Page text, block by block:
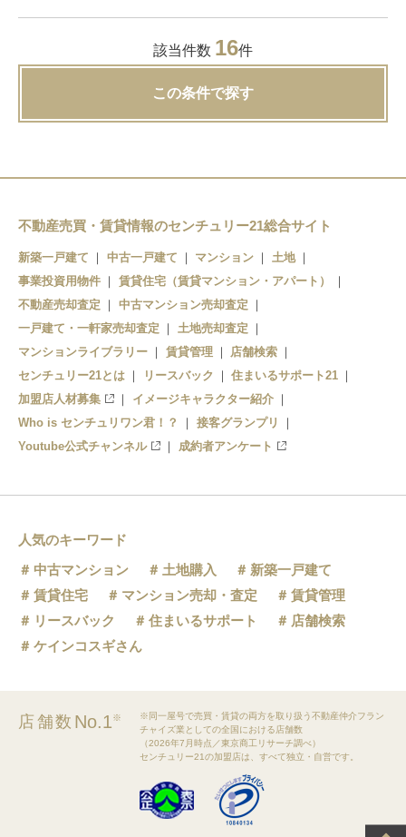
該当件数 16件
この条件で探す
不動産売買・賃貸情報のセンチュリー21総合サイト
新築一戸建て 中古一戸建て マンション
土地
事業投資用物件
賃貸住宅（賃貸マンション・アパート）
不動産売却査定
中古マンション売却査定
一戸建て・一軒家売却査定
土地売却査定
マンションライブラリー
賃貸管理
店舗検索
センチュリー21とは
リースバック
住まいるサポート21
加盟店人材募集
イメージキャラクター紹介
Who is センチュリワン君！？
接客グランプリ
Youtube公式チャンネル
成約者アンケート
人気のキーワード
中古マンション
土地購入
新築一戸建て
賃貸住宅
マンション売却・査定
賃貸管理
リースバック
住まいるサポート
店舗検索
ケインコスギさん
店舗数 No.1※
※同一屋号で売買・賃貸の両方を取り扱う不動産仲介フラン
チャイズ業としての全国における店舗数
（2026年7月時点／東京商工リサーチ調べ）
センチュリー21の加盟店は、すべて独立・自営です。